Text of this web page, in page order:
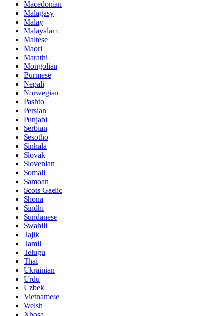
Macedonian
Malagasy
Malay
Malayalam
Maltese
Maori
Marathi
Mongolian
Burmese
Nepali
Norwegian
Pashto
Persian
Punjabi
Serbian
Sesotho
Sinhala
Slovak
Slovenian
Somali
Samoan
Scots Gaelic
Shona
Sindhi
Sundanese
Swahili
Tajik
Tamil
Telugu
Thai
Ukrainian
Urdu
Uzbek
Vietnamese
Welsh
Xhosa